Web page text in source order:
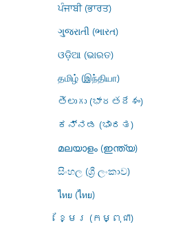
ਪੰਜਾਬੀ (ਭਾਰਤ)
ગુજરાતી (ભારત)
ଓଡ଼ିଆ (ଭାରତ)
தமிழ் (இந்தியா)
తెలుగు (భారతదేశం)
ಕನ್ನಡ (ಭಾರತ)
മലയാളം (ഇന്ത്യ)
සිංහල (ශ්‍රී ලංකාව)
ไทย (ไทย)
ខ្មែរ (កម្ពុជា)